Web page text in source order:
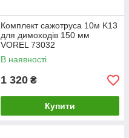
Комплект сажотруса 10м K13
для димоходів 150 мм
VOREL 73032
В наявності
1 320 ₴
Купити